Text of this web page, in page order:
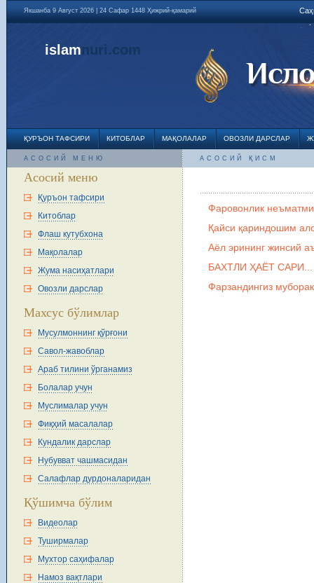
Якшанба 9 Август 2026 | 24 Сафар 1448 Ҳижрий-қамарий
islamnuri.com
ҚУРЪОН ТАФСИРИ КИТОБЛАР МАҚОЛАЛАР ОВОЗЛИ ДАРСЛАР
АСОСИЙ МЕНЮ
Асосий меню
Қуръон тафсири
Китоблар
Флаш кутубхона
Мақолалар
Жума насиҳатлари
Овозли дарслар
Махсус бўлимлар
Мусулмоннинг қўрғони
Савол-жавоблар
Араб тилини ўрганамиз
Болалар учун
Муслималар учун
Фиқҳий масалалар
Кундалик дарслар
Нубувват чашмасидан
Салафлар дурдоналаридан
Қўшимча бўлим
Видеолар
Туширмалар
Мухтор саҳифалар
Намоз вақтлари
АСОСИЙ ҚИСМ
Фаровонлик
Қайси қариндошим
Аёл эрининг жинсий
БАХТЛИ ҲАЁТ САРИ...
Фарзандингиз